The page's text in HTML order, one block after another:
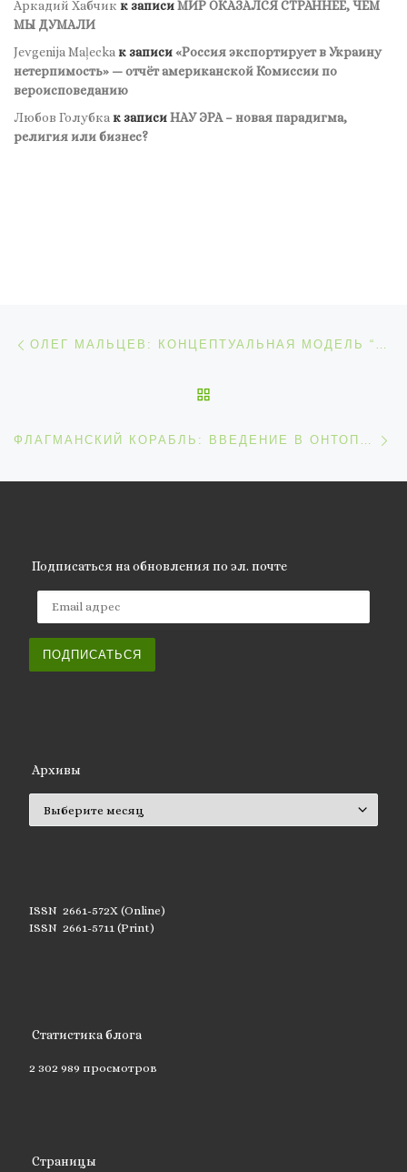
Аркадий Хабчик к записиМИР ОКАЗАЛСЯ СТРАННЕЕ, ЧЕМ
МЫ ДУМАЛИ
Jevgenija Maļecka к записи«Россия экспортирует в Украину
нетерпимость» — отчёт американской Комиссии по
вероисповеданию
Любов Голубка к записиНАУ ЭРА – новая парадигма,
религия или бизнес?
ОЛЕГ МАЛЬЦЕВ: КОНЦЕПТУАЛЬНАЯ МОДЕЛЬ “ПСИХОЛОГИИ ЗООПАРКА”
ФЛАГМАНСКИЙ КОРАБЛЬ: ВВЕДЕНИЕ В ОНТОПСИХОЛОГИЮ
Подписаться на обновления по эл. почте
ПОДПИСАТЬСЯ
Архивы
ISSN 2661-572X (Online)
ISSN 2661-5711 (Print)
Статистика блога
2 302 989 просмотров
Страницы